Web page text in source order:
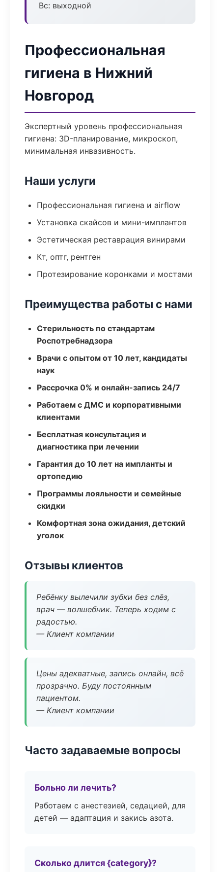
Вс: выходной
Профессиональная
гигиена в Нижний
Новгород
Экспертный уровень профессиональная
гигиена: 3D-планирование, микроскоп,
минимальная инвазивность.
Наши услуги
Профессиональная гигиена и airflow
Установка скайсов и мини-имплантов
Эстетическая реставрация винирами
Кт, оптг, рентген
Протезирование коронками и мостами
Преимущества работы с нами
Стерильность по стандартам
Роспотребнадзора
Врачи с опытом от 10 лет, кандидаты
наук
Рассрочка 0% и онлайн-запись 24/7
Работаем с ДМС и корпоративными
клиентами
Бесплатная консультация и
диагностика при лечении
Гарантия до 10 лет на импланты и
ортопедию
Программы лояльности и семейные
скидки
Комфортная зона ожидания, детский
уголок
Отзывы клиентов
Ребёнку вылечили зубки без слёз,
врач — волшебник. Теперь ходим с
радостью.
— Клиент компании
Цены адекватные, запись онлайн, всё
прозрачно. Буду постоянным
пациентом.
— Клиент компании
Часто задаваемые вопросы
Больно ли лечить?
Работаем с анестезией, седацией, для
детей — адаптация и закись азота.
Сколько длится {category}?